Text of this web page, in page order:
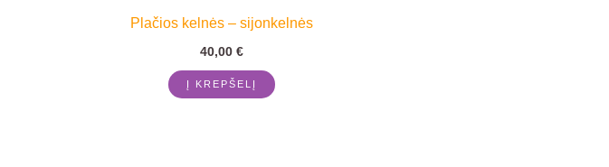
Plačios kelnės – sijonkelnės
40,00 €
Į KREPŠELĮ